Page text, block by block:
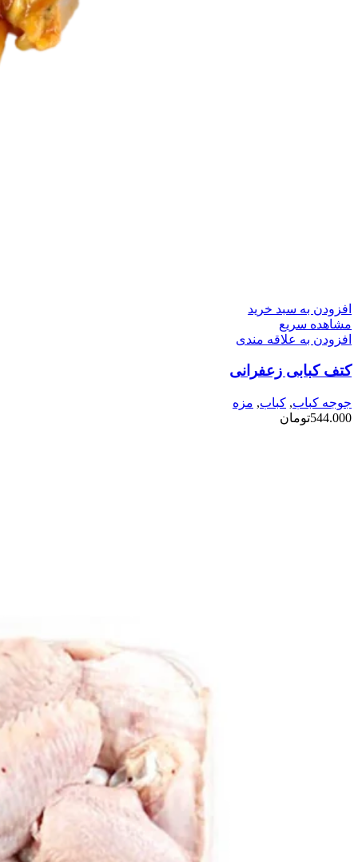
افزودن به سبد خرید
مشاهده سریع
افزودن به علاقه مندی
کتف کبابی زعفرانی
جوجه کباب, کباب, مزه
544.000تومان